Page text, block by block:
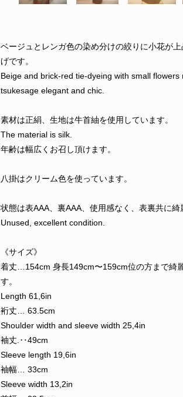
ベージュとレンガ色の染め分けの絞りに小花が
げです。
Beige and brick-red tie-dyeing with small flowers
tsukesage elegant and chic.
素材は正絹、生地は牛首紬を使用しています。
The material is silk.
年齢は幅広くお召し頂けます。
八掛はクリーム色を使っています。
状態は表AAA、裏AAA、使用感なく、表裏共に綺
Unused, excellent condition.
《サイズ》
着丈…154cm 身長149cm〜159cm位の方まで綺
す。
Length 61,6in
裄丈… 63.5cm
Shoulder width and sleeve width 25,4in
袖丈.‥49cm
Sleeve length 19,6in
袖幅… 33cm
Sleeve width 13,2in